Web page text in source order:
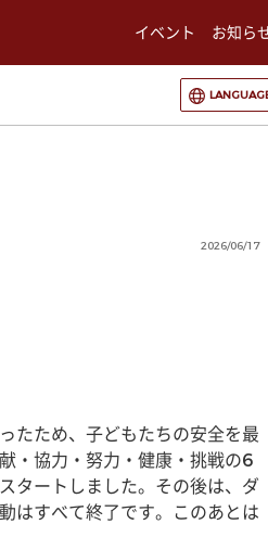
イベント お知ら
選択すると
2026/06/17
たため、子どもたちの安全を最
・協力・努力・健康・挑戦の6
タートしました。その後は、ダ
はすべて終了です。このあとは